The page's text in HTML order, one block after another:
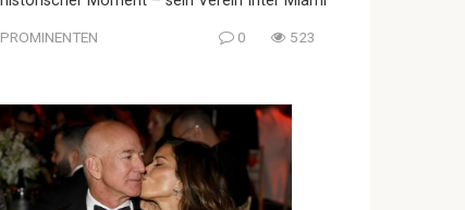
PROMINENTEN 0 523